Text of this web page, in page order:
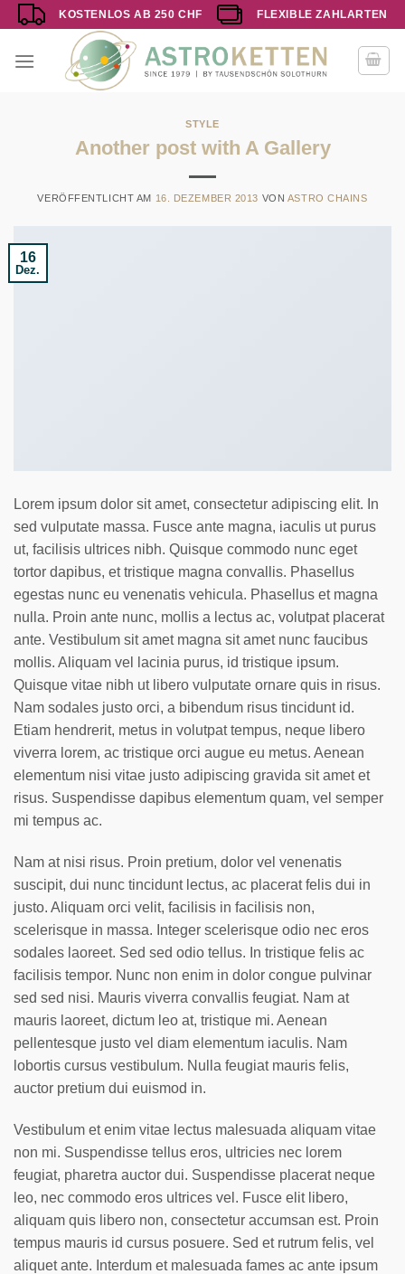
Zum
Inhalt
springen
KOSTENLOS AB 250 CHF FLEXIBLE ZAHLARTEN
STYLE
Another post with A Gallery
VERÖFFENTLICHT AM 16. DEZEMBER 2013 VON ASTRO CHAINS
16
Dez.
Lorem ipsum dolor sit amet, consectetur adipiscing elit. In
sed vulputate massa. Fusce ante magna, iaculis ut purus
ut, facilisis ultrices nibh. Quisque commodo nunc eget
tortor dapibus, et tristique magna convallis. Phasellus
egestas nunc eu venenatis vehicula. Phasellus et magna
nulla. Proin ante nunc, mollis a lectus ac, volutpat placerat
ante. Vestibulum sit amet magna sit amet nunc faucibus
mollis. Aliquam vel lacinia purus, id tristique ipsum.
Quisque vitae nibh ut libero vulputate ornare quis in risus.
Nam sodales justo orci, a bibendum risus tincidunt id.
Etiam hendrerit, metus in volutpat tempus, neque libero
viverra lorem, ac tristique orci augue eu metus. Aenean
elementum nisi vitae justo adipiscing gravida sit amet et
risus. Suspendisse dapibus elementum quam, vel semper
mi tempus ac.
Nam at nisi risus. Proin pretium, dolor vel venenatis
suscipit, dui nunc tincidunt lectus, ac placerat felis dui in
justo. Aliquam orci velit, facilisis in facilisis non,
scelerisque in massa. Integer scelerisque odio nec eros
sodales laoreet. Sed sed odio tellus. In tristique felis ac
facilisis tempor. Nunc non enim in dolor congue pulvinar
sed sed nisi. Mauris viverra convallis feugiat. Nam at
mauris laoreet, dictum leo at, tristique mi. Aenean
pellentesque justo vel diam elementum iaculis. Nam
lobortis cursus vestibulum. Nulla feugiat mauris felis,
auctor pretium dui euismod in.
Vestibulum et enim vitae lectus malesuada aliquam vitae
non mi. Suspendisse tellus eros, ultricies nec lorem
feugiat, pharetra auctor dui. Suspendisse placerat neque
leo, nec commodo eros ultrices vel. Fusce elit libero,
aliquam quis libero non, consectetur accumsan est. Proin
tempus mauris id cursus posuere. Sed et rutrum felis, vel
aliquet ante. Interdum et malesuada fames ac ante ipsum